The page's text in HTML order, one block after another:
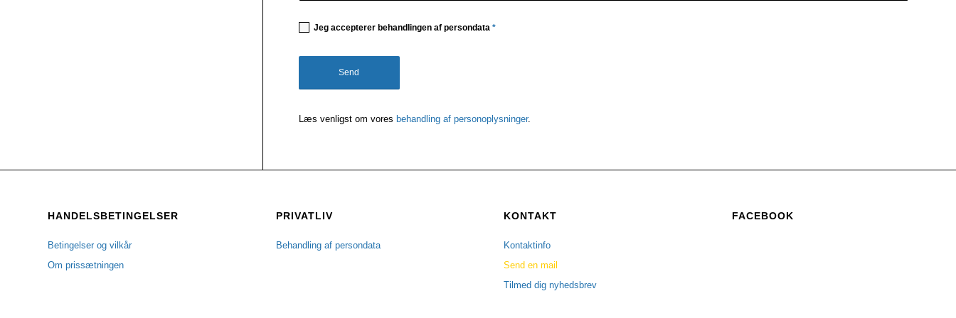
Jeg accepterer behandlingen af persondata *
Læs venligst om vores behandling af personoplysninger.
HANDELSBETINGELSER
Betingelser og vilkår
Om prissætningen
PRIVATLIV
Behandling af persondata
KONTAKT
Kontaktinfo
Send en mail
Tilmed dig nyhedsbrev
FACEBOOK